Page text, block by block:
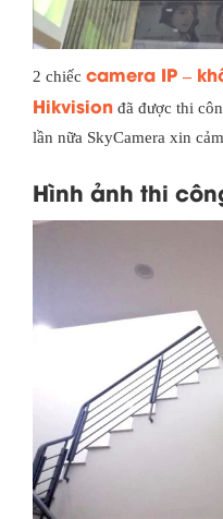
2 chiếc camera IP –
Hikvision đã được thi
lần nữa SkyCamera xin
Hình ảnh thi